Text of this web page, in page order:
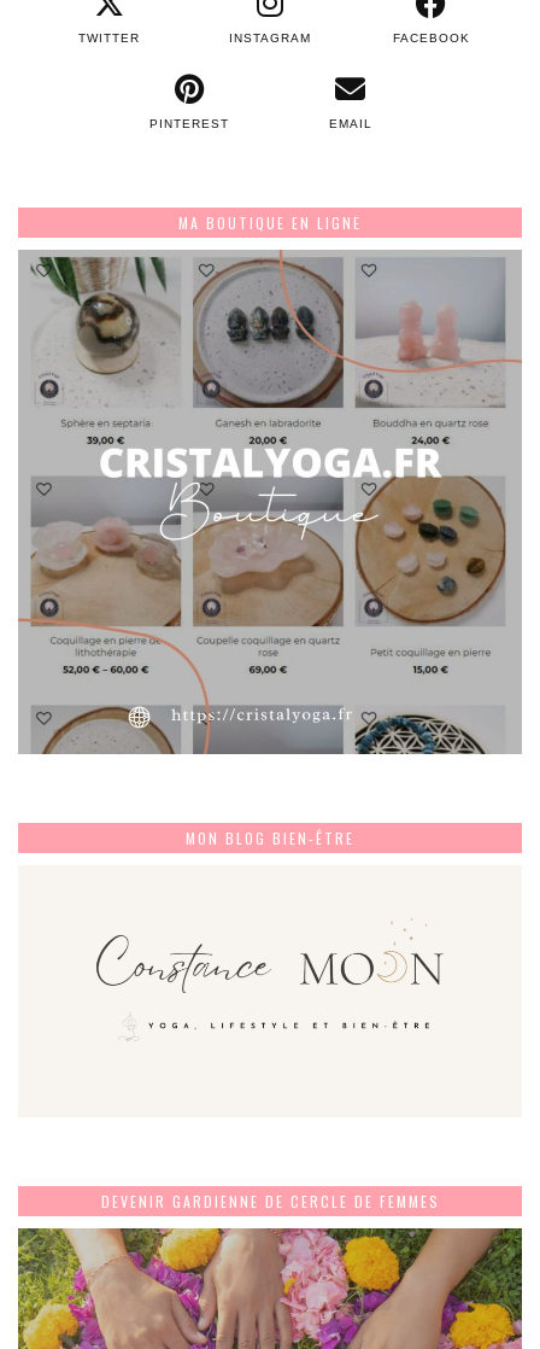
TWITTER INSTAGRAM FACEBOOK
PINTEREST EMAIL
MA BOUTIQUE EN LIGNE
MON BLOG BIEN-ÊTRE
DEVENIR GARDIENNE DE CERCLE DE FEMMES